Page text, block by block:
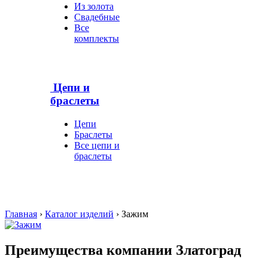
Из золота
Свадебные
Все
комплекты
Цепи и
браслеты
Цепи
Браслеты
Все цепи и
браслеты
Главная › Каталог изделий › Зажим
Преимущества компании Златоград